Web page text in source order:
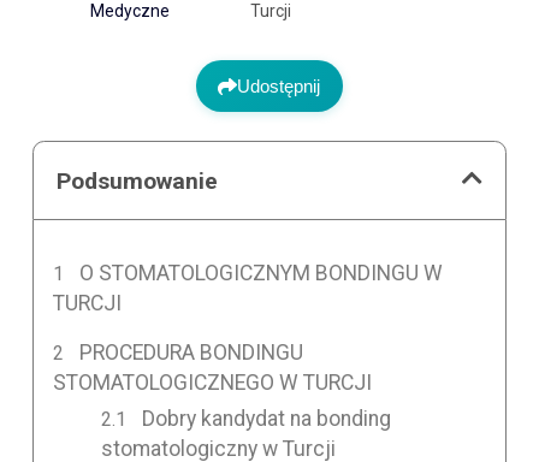
Medyczne
Turcji
Udostępnij
Podsumowanie
O STOMATOLOGICZNYM BONDINGU W
TURCJI
PROCEDURA BONDINGU
STOMATOLOGICZNEGO W TURCJI
Dobry kandydat na bonding
stomatologiczny w Turcji